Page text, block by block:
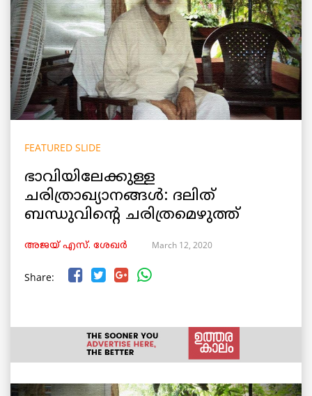
FEATURED SLIDE
ഭാവിയിലേക്കുള്ള
ചരിത്രാഖ്യാനങ്ങൾ: ദലിത്
ബന്ധുവിന്‍റെ ചരിത്രമെഴുത്ത്
അജയ് എസ്. ശേഖര്‍ March 12, 2020
Share: